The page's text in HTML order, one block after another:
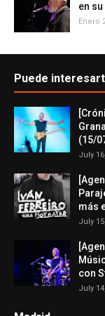
en
Enero
Puede
(15/
July
más
July
con
July